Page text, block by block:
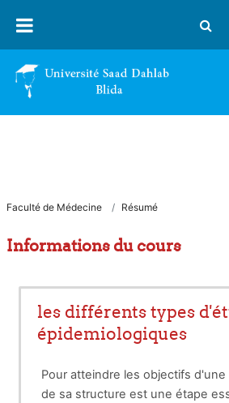
Faculté de Médecine Résumé
Informations du cours
les différents types
épidemiologiques
Pour atteindre les objectifs
de sa structure est une étape